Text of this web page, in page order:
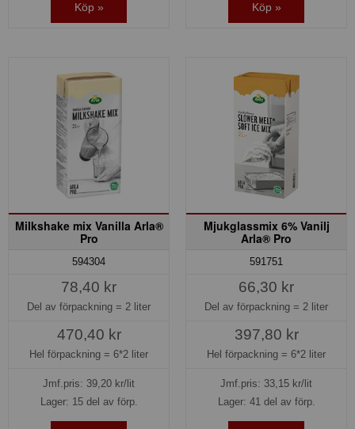
Köp » Köp »
Milkshake mix Vanilla Arla®
Pro
594304
78,40 kr
Del av förpackning = 2 liter
470,40 kr
Hel förpackning = 6*2 liter
Jmf.pris: 39,20 kr/lit
Lager: 15 del av förp.
Mjukglassmix 6% Vanilj
Arla® Pro
591751
66,30 kr
Del av förpackning = 2 liter
397,80 kr
Hel förpackning = 6*2 liter
Jmf.pris: 33,15 kr/lit
Lager: 41 del av förp.